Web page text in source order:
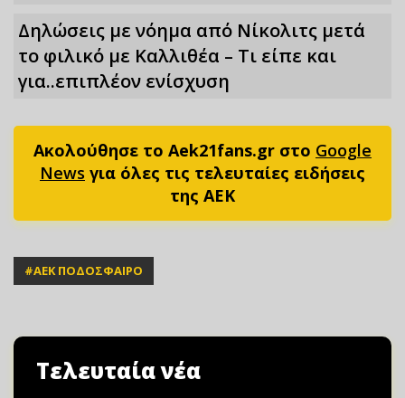
Δηλώσεις με νόημα από Νίκολιτς μετά
το φιλικό με Καλλιθέα – Τι είπε και
για..επιπλέον ενίσχυση
Ακολούθησε το Aek21fans.gr στο Google
News για όλες τις τελευταίες ειδήσεις
της ΑΕΚ
#ΑΕΚ ΠΟΔΟΣΦΑΙΡΟ
Τελευταία νέα